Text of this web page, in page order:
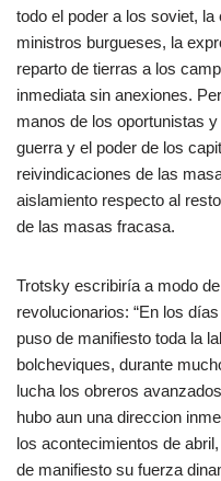
todo el poder a los soviet,
ministros burgueses, la
reparto de tierras a los
inmediata sin anexiones.
manos de los oportunistas
guerra y el poder de los
reivindicaciones de las
aislamiento respecto al
de las masas fracasa.
Trotsky escribiría a modo
revolucionarios: “En los
puso de manifiesto toda la
bolcheviques, durante
lucha los obreros
hubo aun una direccion
los acontecimientos de
de manifiesto su fuerza